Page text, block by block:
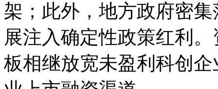
架；此外，地方政府密
展注入确定性政策红利
板相继放宽未盈利科创